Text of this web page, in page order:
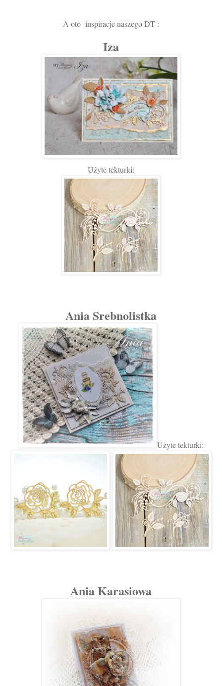
A oto inspiracje naszego DT :
Iza
Użyte tekturki:
Ania Srebnolistka
Użyte tekturki:
Ania Karasiowa